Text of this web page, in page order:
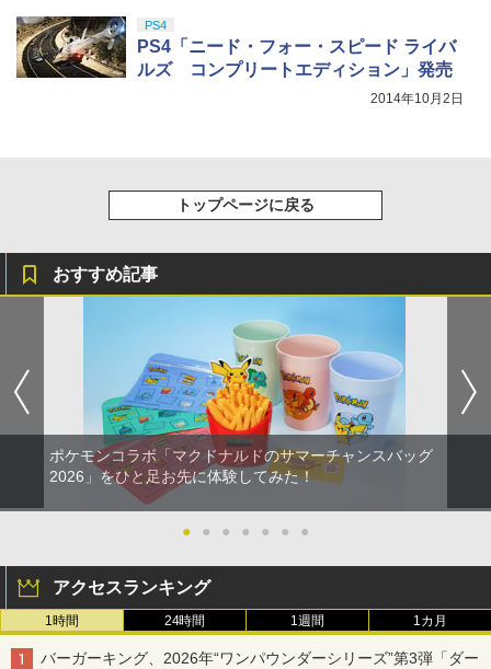
PS4
PS4「ニード・フォー・スピード ライバ
ルズ コンプリートエディション」発売
2014年10月2日
トップページに戻る
おすすめ記事
ポケモンコラボ「マクドナルドのサマーチャンスバッグ
2026」をひと足お先に体験してみた！
● ● ● ● ● ● ●
アクセスランキング
1時間 24時間 1週間 1カ月
バーガーキング、2026年“ワンパウンダーシリーズ”第3弾「ダー